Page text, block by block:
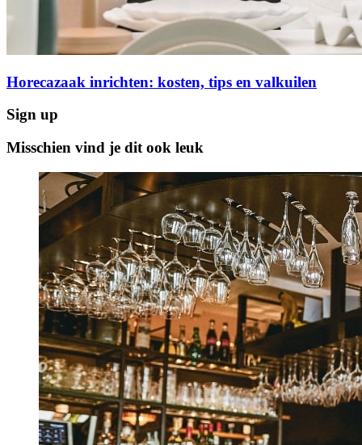
Horecazaak inrichten: kosten, tips en valkuilen
Sign up
Misschien vind je dit ook leuk